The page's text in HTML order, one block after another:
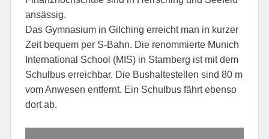
ansässig.
Das Gymnasium in Gilching erreicht man in kurzer
Zeit bequem per S-Bahn. Die renommierte Munich
International School (MIS) in Starnberg ist mit dem
Schulbus erreichbar. Die Bushaltestellen sind 80 m
vom Anwesen entfernt. Ein Schulbus fährt ebenso
dort ab.